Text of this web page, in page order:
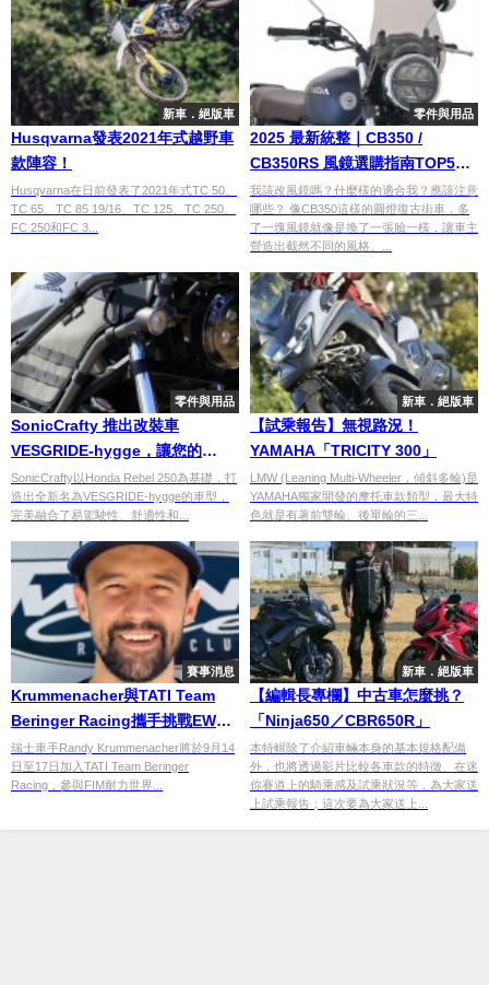
新車．絕版車
Husqvarna發表2021年式越野車
款陣容！
Husqvarna在日前發表了2021年式TC 50、
TC 65、TC 85 19/16、TC 125、TC 250、
FC 250和FC 3...
零件與用品
2025 最新統整｜CB350 /
CB350RS 風鏡選購指南TOP5｜
各品牌特色與功能一篇整理給你
我該改風鏡嗎？什麼樣的適合我？應該注意
哪些？ 像CB350這樣的圓燈復古街車，多
了一塊風鏡就像是換了一張臉一樣，讓車主
營造出截然不同的風格。...
零件與用品
SonicCrafty 推出改裝車
VESGRIDE-hygge，讓您的
Rebel 250 變身舒適旅行良伴
SonicCrafty以Honda Rebel 250為基礎，打
造出全新名為VESGRIDE-hygge的車型，
完美融合了易駕駛性、舒適性和...
新車．絕版車
【試乘報告】無視路況！
YAMAHA「TRICITY 300」
LMW (Leaning Multi-Wheeler，傾斜多輪)是
YAMAHA獨家開發的摩托車款類型，最大特
色就是有著前雙輪、後單輪的三...
賽事消息
Krummenacher與TATI Team
Beringer Racing攜手挑戰EWC
賽季高潮
瑞士車手Randy Krummenacher將於9月14
日至17日加入TATI Team Beringer
Racing，參與FIM耐力世界...
新車．絕版車
【編輯長專欄】中古車怎麼挑？
「Ninja650／CBR650R」
本特輯除了介紹車輛本身的基本規格配備
外，也將透過影片比較各車款的特徵、在迷
你賽道上的騎乘感及試乘狀況等，為大家送
上試乘報告；這次要為大家送上...